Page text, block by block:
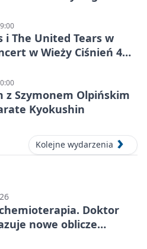
i The United Tears w
w Wieży Ciśnień 4
z Szymonem Olpińskim
Kyokushin
Kolejne wydarzenia
Doktor
nowe oblicze